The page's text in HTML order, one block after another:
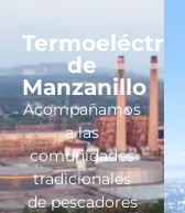
Termoeléctrica
de
Manzanillo
Acompañamos
a las
comunidades
tradicionales
de pescadores